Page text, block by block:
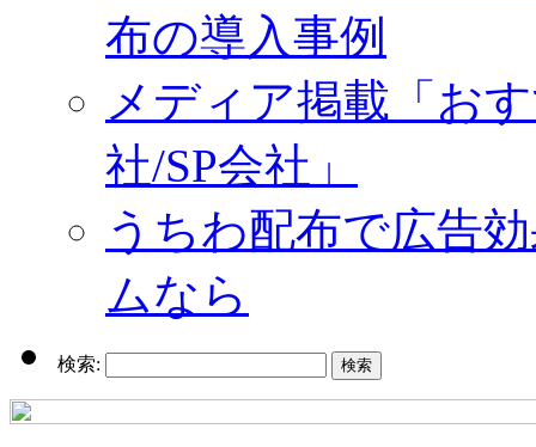
布の導入事例
メディア掲載「お
社/SP会社」
うちわ配布で広告
ムなら
検索: